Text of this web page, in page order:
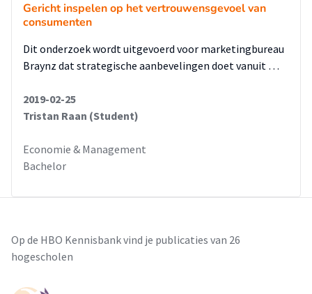
Gericht inspelen op het vertrouwensgevoel van
consumenten
Dit onderzoek wordt uitgevoerd voor marketingbureau
Braynz dat strategische aanbevelingen doet vanuit …
2019-02-25
Tristan Raan (Student)
Economie & Management
Bachelor
Op de HBO Kennisbank vind je publicaties van 26
hogescholen